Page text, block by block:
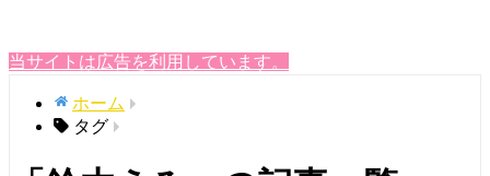
当サイトは広告を利用しています。
ホーム
タグ